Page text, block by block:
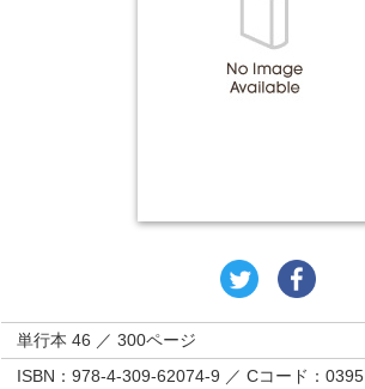
単行本 46 ／ 300ページ
ISBN：978-4-309-62074-9 ／ Cコード：0395